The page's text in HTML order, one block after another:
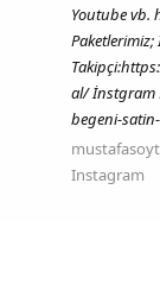
Youtube vb.
al/ İnstgram
begeni-
Instagram